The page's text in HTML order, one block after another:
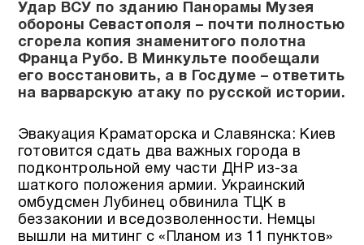
Удар ВСУ по зданию Панорамы Музея
обороны Севастополя – почти полностью
сгорела копия знаменитого полотна
Франца Рубо. В Минкульте пообещали
его восстановить, а в Госдуме – ответить
на варварскую атаку по русской истории.
Эвакуация Краматорска и Славянска: Киев
готовится сдать два важных города в
подконтрольной ему части ДНР из-за
шаткого положения армии. Украинский
омбудсмен Лубинец обвинила ТЦК в
беззаконии и вседозволенности. Немцы
вышли на митинг с «Планом из 11 пунктов»